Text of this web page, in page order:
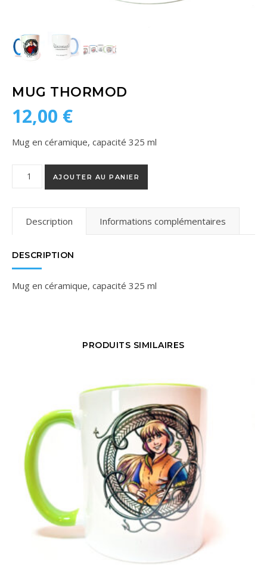
MUG THORMOD
12,00 €
Mug en céramique, capacité 325 ml
quantité de Mug Thormod
AJOUTER AU PANIER
Description Informations complémentaires
DESCRIPTION
Mug en céramique, capacité 325 ml
PRODUITS SIMILAIRES